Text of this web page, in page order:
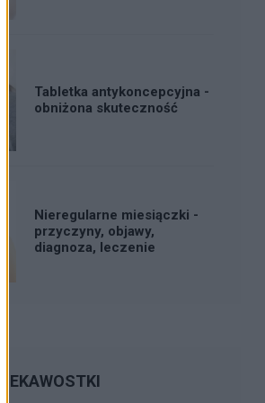
Tabletka antykoncepcyjna -
obniżona skuteczność
Nieregularne miesiączki -
przyczyny, objawy,
diagnoza, leczenie
CIEKAWOSTKI